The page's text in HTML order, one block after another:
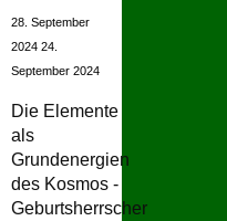
28. September
202424.
September 2024
Die Elemente
als
Grundenergien
des Kosmos -
Geburtsherrscher